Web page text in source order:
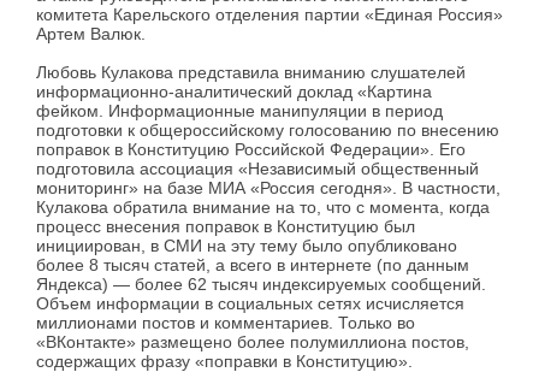
комитета Карельского отделения партии «Единая Россия»
Артем Валюк.
Любовь Кулакова представила вниманию слушателей
информационно-аналитический доклад «Картина
фейком. Информационные манипуляции в период
подготовки к общероссийскому голосованию по внесению
поправок в Конституцию Российской Федерации». Его
подготовила ассоциация «Независимый общественный
мониторинг» на базе МИА «Россия сегодня». В частности,
Кулакова обратила внимание на то, что с момента, когда
процесс внесения поправок в Конституцию был
инициирован, в СМИ на эту тему было опубликовано
более 8 тысяч статей, а всего в интернете (по данным
Яндекса) — более 62 тысяч индексируемых сообщений.
Объем информации в социальных сетях исчисляется
миллионами постов и комментариев. Только во
«ВКонтакте» размещено более полумиллиона постов,
содержащих фразу «поправки в Конституцию».